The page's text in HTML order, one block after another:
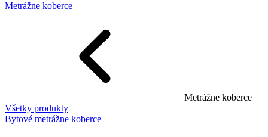
Metrážne koberce
Metrážne koberce
Všetky produkty
Bytové metrážne koberce